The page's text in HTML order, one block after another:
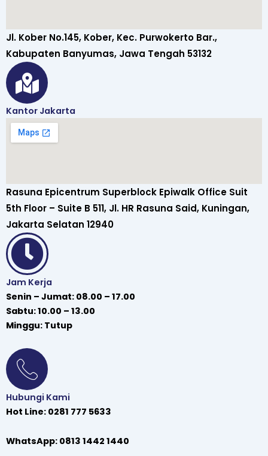
Jl. Kober No.145, Kober, Kec. Purwokerto Bar.,
Kabupaten Banyumas, Jawa Tengah 53132
Kantor Jakarta
Rasuna Epicentrum Superblock Epiwalk Office Suit
5th Floor – Suite B 511, Jl. HR Rasuna Said, Kuningan,
Jakarta Selatan 12940
Jam Kerja
Senin – Jumat: 08.00 – 17.00
Sabtu: 10.00 – 13.00
Minggu: Tutup
Hubungi Kami
Hot Line: 0281 777 5633
WhatsApp: 0813 1442 1440